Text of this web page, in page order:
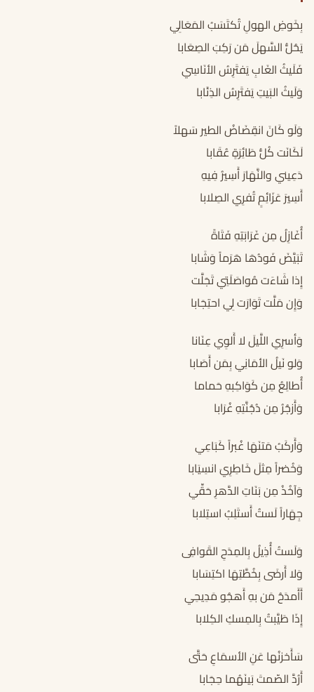
بِخَوضِ الهولِ تُكتَسَبُ المَعَالِي
يَحُلُّ السَّهلَ مَن رَكِبَ الصِعَابا
فَلَيثُ الغَابِ يَفتَرِسُ الأنَاسِي
وَلَيثُ البَيتِ يَفتَرِسُ الذِئَابا
وَلَو كَانَ انقِضَاضُ الطير سَهلاً
لَكَانَت كُلُّ طَائِرَةٍ عُقَابا
دَعِيني والنَّهَارَ أَسِيرُ فِيهِ
أَسِيرَ عَزَائِمٍ تُفرِي الصِلابا
أُغَازِلُ مِن غَرَابَتِهِ فَتَاةً
تَبَيَّضَ فَودُهَا هَرَماً وَشَابا
إِذا شَاءَت مُواصَلَتِي تَجَلَّت
وَإِن مَلَّت تَوَارَت لِي احتِجَابا
وَأسرِي اللَّيلَ لا أَلوِي عِنَانا
وَلو نَيلُ الأمَانِي بِمَن أَصَابا
أُطالِعُ مِن كَوَاكِبهِ حَماما
وَأَزجُرُ مِن دُجُنَّتِهِ غُرَابا
وَأَركَبُ مَتنَهَا غُبراً كَبَاعِي
وَخُضراً مِثلَ خَاطِرِيَ انسِيَابا
وَآخُذُ مِن بَنَاتِ الدَّهرِ حَقِّي
جِهَاراً لَستُ أَستَلِبُ استِلابا
وَلَستُ أُذِيلُ بِالمِدَحِ القَوافِى
وَلا أَرضَى بِخُطَّتِهَا اكتِسَابا
أَأَمدَحُ مَن بهِ أَهجُو مَدِيحِي
إِذَا طَيَّبتُ بِالمِسكِ الكِلابا
سَأَخزنُها عَنِ الأسمَاعِ حَتَّى
أَرُدَّ الصّمتَ بَينَهُما حِجَابا